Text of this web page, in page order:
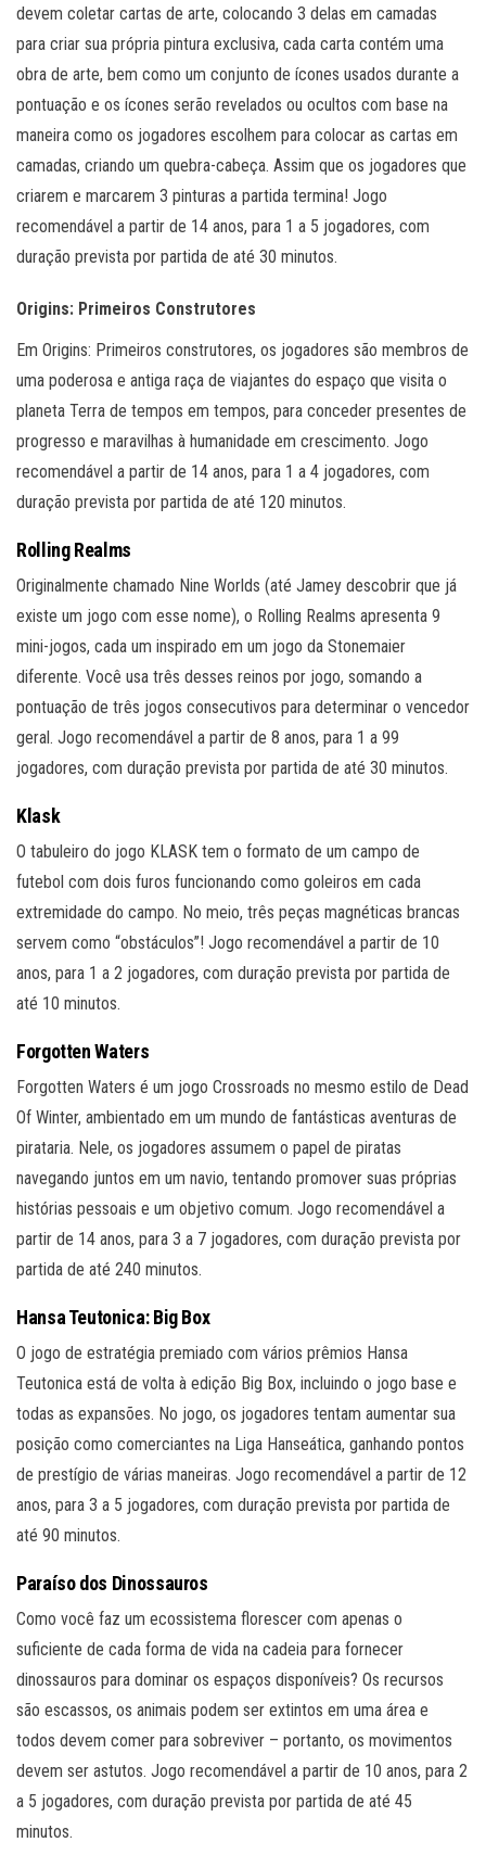
devem coletar cartas de arte, colocando 3 delas em camadas
para criar sua própria pintura exclusiva, cada carta contém uma
obra de arte, bem como um conjunto de ícones usados durante a
pontuação e os ícones serão revelados ou ocultos com base na
maneira como os jogadores escolhem para colocar as cartas em
camadas, criando um quebra-cabeça. Assim que os jogadores que
criarem e marcarem 3 pinturas a partida termina! Jogo
recomendável a partir de 14 anos, para 1 a 5 jogadores, com
duração prevista por partida de até 30 minutos.
Origins: Primeiros Construtores
Em Origins: Primeiros construtores, os jogadores são membros de
uma poderosa e antiga raça de viajantes do espaço que visita o
planeta Terra de tempos em tempos, para conceder presentes de
progresso e maravilhas à humanidade em crescimento. Jogo
recomendável a partir de 14 anos, para 1 a 4 jogadores, com
duração prevista por partida de até 120 minutos.
Rolling Realms
Originalmente chamado Nine Worlds (até Jamey descobrir que já
existe um jogo com esse nome), o Rolling Realms apresenta 9
mini-jogos, cada um inspirado em um jogo da Stonemaier
diferente. Você usa três desses reinos por jogo, somando a
pontuação de três jogos consecutivos para determinar o vencedor
geral. Jogo recomendável a partir de 8 anos, para 1 a 99
jogadores, com duração prevista por partida de até 30 minutos.
Klask
O tabuleiro do jogo KLASK tem o formato de um campo de
futebol com dois furos funcionando como goleiros em cada
extremidade do campo. No meio, três peças magnéticas brancas
servem como “obstáculos”! Jogo recomendável a partir de 10
anos, para 1 a 2 jogadores, com duração prevista por partida de
até 10 minutos.
Forgotten Waters
Forgotten Waters é um jogo Crossroads no mesmo estilo de Dead
Of Winter, ambientado em um mundo de fantásticas aventuras de
pirataria. Nele, os jogadores assumem o papel de piratas
navegando juntos em um navio, tentando promover suas próprias
histórias pessoais e um objetivo comum. Jogo recomendável a
partir de 14 anos, para 3 a 7 jogadores, com duração prevista por
partida de até 240 minutos.
Hansa Teutonica: Big Box
O jogo de estratégia premiado com vários prêmios Hansa
Teutonica está de volta à edição Big Box, incluindo o jogo base e
todas as expansões. No jogo, os jogadores tentam aumentar sua
posição como comerciantes na Liga Hanseática, ganhando pontos
de prestígio de várias maneiras. Jogo recomendável a partir de 12
anos, para 3 a 5 jogadores, com duração prevista por partida de
até 90 minutos.
Paraíso dos Dinossauros
Como você faz um ecossistema florescer com apenas o
suficiente de cada forma de vida na cadeia para fornecer
dinossauros para dominar os espaços disponíveis? Os recursos
são escassos, os animais podem ser extintos em uma área e
todos devem comer para sobreviver – portanto, os movimentos
devem ser astutos. Jogo recomendável a partir de 10 anos, para 2
a 5 jogadores, com duração prevista por partida de até 45
minutos.